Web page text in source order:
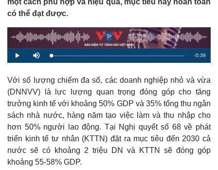
một cách phù hợp và hiệu quả, mục tiêu này hoàn toàn
có thể đạt được.
P
l
M
u
L
o
d
2
1
%
R
i
n
-5:39
Với số lượng chiếm đa số, các doanh nghiệp nhỏ và vừa
(DNNVV) là lực lượng quan trọng đóng góp cho tăng
trưởng kinh tế với khoảng 50% GDP và 35% tổng thu ngân
sách nhà nước, hàng năm tạo việc làm và thu nhập cho
hơn 50% người lao động. Tại Nghị quyết số 68 về phát
triển kinh tế tư nhân (KTTN) đặt ra mục tiêu đến 2030 cả
nước sẽ có khoảng 2 triệu DN và KTTN sẽ đóng góp
khoảng 55-58% GDP.